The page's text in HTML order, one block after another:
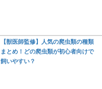
【獣医師監修】人気の爬虫類の種類
まとめ！どの爬虫類が初心者向けで
飼いやすい？